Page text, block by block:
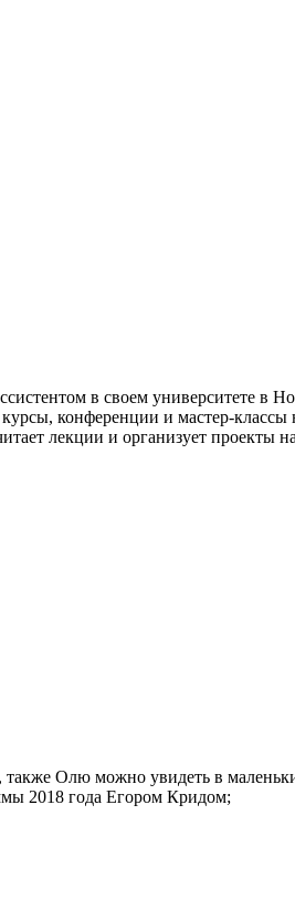
в своем университете в
конференции и мастер-
лекции и организует проекты
также Олю можно увидеть в
2018 года Егором Кридом;